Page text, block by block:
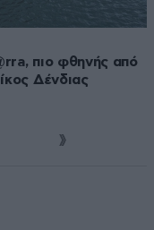
πιο φθηνής από
Δένδιας